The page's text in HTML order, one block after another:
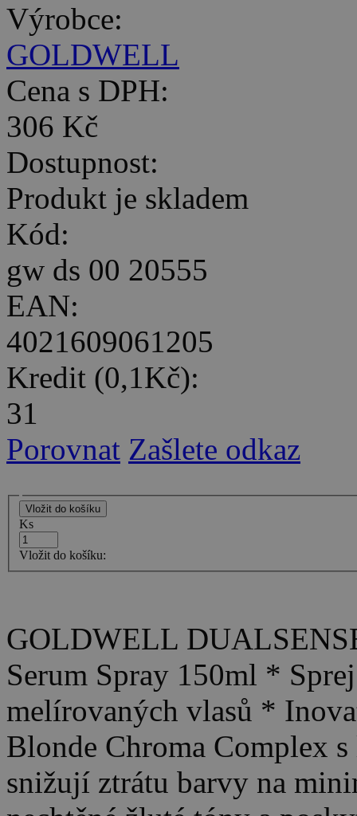
Výrobce:
GOLDWELL
Cena s DPH:
306 Kč
Dostupnost:
Produkt je skladem
Kód:
gw ds 00 20555
EAN:
4021609061205
Kredit (0,1Kč):
31
Porovnat Zašlete odkaz
Ks
Vložit do košíku:
GOLDWELL
Serum Spray 150ml *
melírovaných vlasů *
Blonde Chroma Complex
snižují ztrátu barvy na